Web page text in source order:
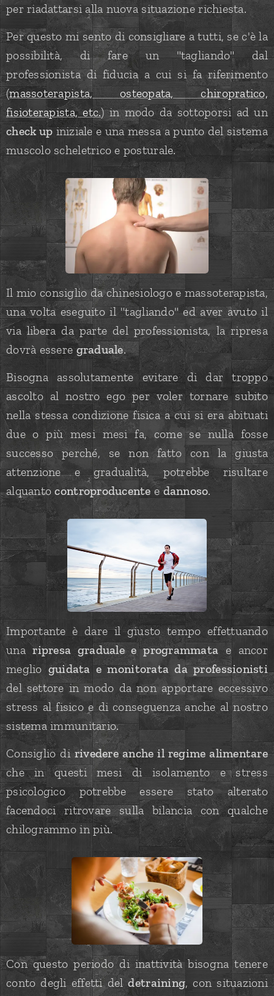
per riadattarsi alla nuova situazione richiesta.
Per questo mi sento di consigliare a tutti, se c'è la
possibilità, di fare un "tagliando" dal
professionista di fiducia a cui si fa riferimento
(massoterapista, osteopata, chiropratico,
fisioterapista, etc.) in modo da sottoporsi ad un
check upiniziale e una messa a punto del sistema
muscolo scheletrico e posturale.
Il mio consiglio da chinesiologo e massoterapista,
una volta eseguito il "tagliando" ed aver avuto il
via libera da parte del professionista, la ripresa
dovrà esseregraduale.
Bisogna assolutamente evitare di dar troppo
ascolto al nostro ego per voler tornare subito
nella stessa condizione fisica a cui si era abituati
due o più mesi mesi fa, come se nulla fosse
successo perché, se non fatto con la giusta
attenzione e gradualità, potrebbe risultare
alquantocontroproducente edannoso.
Importante è dare il giusto tempo effettuando
unaripresa graduale e programmata e ancor
meglio guidata e monitorata da professionisti
del settore in modo da non apportare eccessivo
stress al fisico e di conseguenza anche al nostro
sistema immunitario.
Consiglio di rivedere anche il regime alimentare
che in questi mesi di isolamento e stress
psicologico potrebbe essere stato alterato
facendoci ritrovare sulla bilancia con qualche
chilogrammo in più.
Con questo periodo di inattività bisogna tenere
conto degli effetti deldetraining, con situazioni